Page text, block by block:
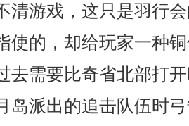
清游戏，这只是羽行
使的，却给玩家一种
去需要比奇省北部打
岛派出的追击队伍时